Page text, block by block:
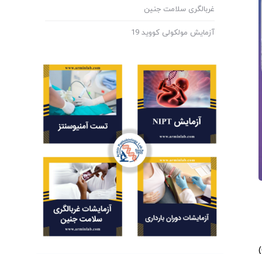
ترومبوسیتوپنی کاهش سطح پلاکت است که در دوران بارداری شایع است. این وضعیت که به عنوان ترومبوسیتوپنی حاملگی (GT)
غربالگری سلامت جنین
آزمایش مولکولی کووید 19